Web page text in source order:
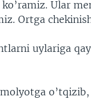
Ular
Ortga
uylariga
o’tqizib,